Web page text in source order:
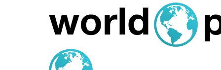
MARIUSZ ŁAMAGA 05.10.2025
Przepis na Warstwową